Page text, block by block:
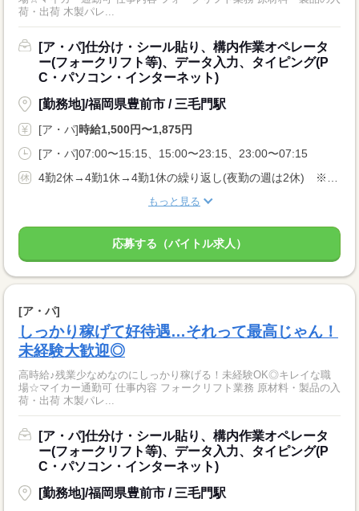
荷・出荷 木製パレ...
[ア・パ]仕分け・シール貼り、構内作業オペレータ
ー(フォークリフト等)、データ入力、タイピング(P
C・パソコン・インターネット)
[勤務地]/福岡県豊前市 / 三毛門駅
[ア・パ]時給1,500円〜1,875円
[ア・パ]07:00〜15:15、15:00〜23:15、23:00〜07:15
もっと見る
応募する（バイトル求人）
[ア・パ]
しっかり稼げて好待遇…それって最高じゃん！
未経験大歓迎◎
高時給♪残業少なめなのにしっかり稼げる！未経験OK◎キレイな職
場☆マイカー通勤可 仕事内容 フォークリフト業務 原材料・製品の入
荷・出荷 木製パレ...
[ア・パ]仕分け・シール貼り、構内作業オペレータ
ー(フォークリフト等)、データ入力、タイピング(P
C・パソコン・インターネット)
[勤務地]/福岡県豊前市 / 三毛門駅